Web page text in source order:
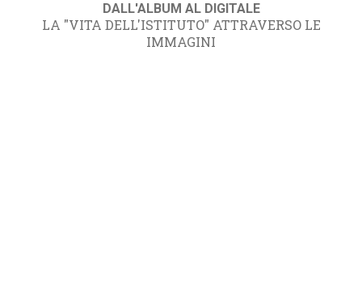
DALL'ALBUM AL DIGITALE
LA "VITA DELL'ISTITUTO" ATTRAVERSO LE
IMMAGINI